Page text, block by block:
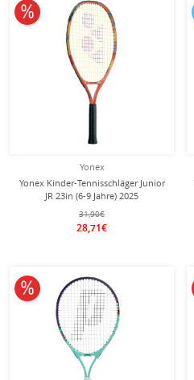
Yonex
Yonex Kinder-Tennisschläger Junior
JR 23in (6-9 Jahre) 2025
korallrot/orange - besaitet -
31,90€
28,71€
10% reduziert
10% reduziert